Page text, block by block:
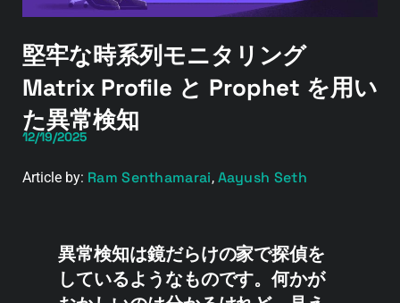
堅牢な時系列モニタリング
Matrix Profile と Prophet を用い
た異常検知
12/19/2025
Article by: Ram Senthamarai, Aayush Seth
異常検知は鏡だらけの家で探偵を
しているようなものです。何かが